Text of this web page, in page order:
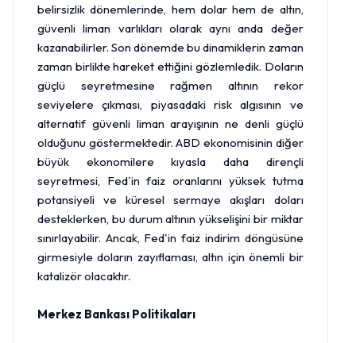
belirsizlik dönemlerinde, hem dolar hem de altın,
güvenli liman varlıkları olarak aynı anda değer
kazanabilirler. Son dönemde bu dinamiklerin zaman
zaman birlikte hareket ettiğini gözlemledik. Doların
güçlü seyretmesine rağmen altının rekor
seviyelere çıkması, piyasadaki risk algısının ve
alternatif güvenli liman arayışının ne denli güçlü
olduğunu göstermektedir. ABD ekonomisinin diğer
büyük ekonomilere kıyasla daha dirençli
seyretmesi, Fed'in faiz oranlarını yüksek tutma
potansiyeli ve küresel sermaye akışları doları
desteklerken, bu durum altının yükselişini bir miktar
sınırlayabilir. Ancak, Fed'in faiz indirim döngüsüne
girmesiyle doların zayıflaması, altın için önemli bir
katalizör olacaktır.
Merkez Bankası Politikaları